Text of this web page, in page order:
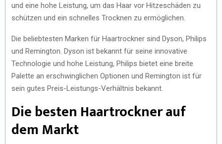
und eine hohe Leistung, um das Haar vor Hitzeschäden zu
schützen und ein schnelles Trocknen zu ermöglichen.
Die beliebtesten Marken für Haartrockner sind Dyson, Philips
und Remington. Dyson ist bekannt für seine innovative
Technologie und hohe Leistung, Philips bietet eine breite
Palette an erschwinglichen Optionen und Remington ist für
sein gutes Preis-Leistungs-Verhältnis bekannt.
Die besten Haartrockner auf
dem Markt